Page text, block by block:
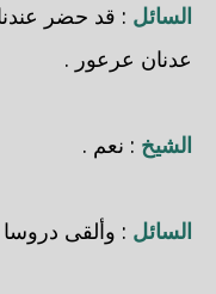
السائل : قد حضر عندنا
عدنان عرعور .
الشيخ : نعم .
السائل : وألقى